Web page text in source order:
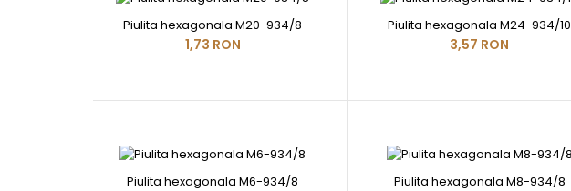
Piulita hexagonala M20-934/8
1,73 RON
Piulita hexagonala M24-934/10
3,57 RON
Piulita hexagonala M6-934/8 Piulita hexagonala M8-934/8